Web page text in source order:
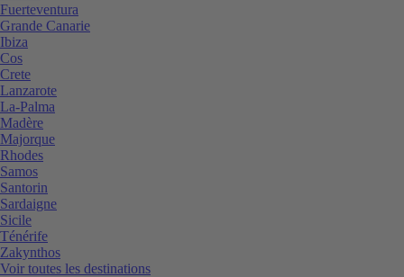
Fuerteventura
Grande Canarie
Ibiza
Cos
Crete
Lanzarote
La-Palma
Madère
Majorque
Rhodes
Samos
Santorin
Sardaigne
Sicile
Ténérife
Zakynthos
Voir toutes les destinations